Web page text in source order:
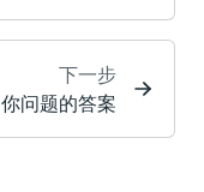
下一步
你问题的答案